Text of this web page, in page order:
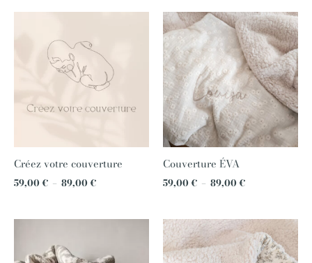
Créez votre couverture
59,00 € – 89,00 €
59,00 €
89,00 €
Couverture ÉVA
59,00 € – 89,00 €
Plage
de
prix :
59,00 €
à
89,00 €
59,00 €
Plage
de
prix :
59,00 €